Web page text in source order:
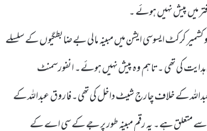
میں پیش نہیں ہوئے ۔
کرکٹ ایسوسی ایشن میں مبینہ مالی بے ضابطگیوں کے سلسلے
ہدایت کی تھی ۔تاہم وہ پیش نہیں ہوئے۔ انفورسمنٹ
اس معاملے میں لوک سبھا کے رکن 86سالہ فاروق عبداللہ کے خلاف چارج شیٹ داخل کی تھی۔فاروق عبداللہ کے
سے متعلق ہے۔ یہ رقم مبینہ طور پر جے کے سی اے کے